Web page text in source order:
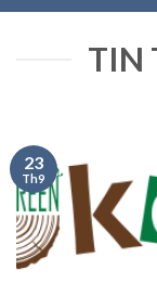
TIN
23
Th9